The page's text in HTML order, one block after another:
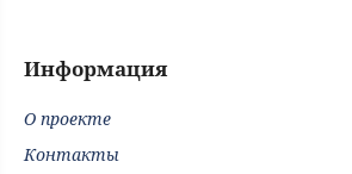
Информация
О проекте
Контакты